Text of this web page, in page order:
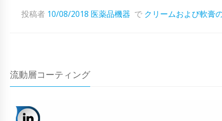
投稿者 10/08/2018 医薬品機器 で クリームおよび軟膏
流動層コーティング